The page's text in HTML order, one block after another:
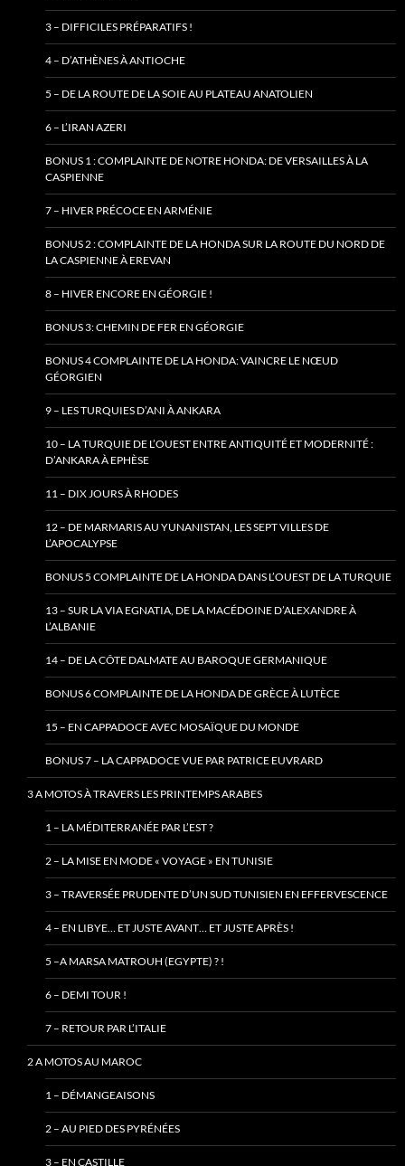
3 – DIFFICILES PRÉPARATIFS !
4 – D’ATHÈNES À ANTIOCHE
5 – DE LA ROUTE DE LA SOIE AU PLATEAU ANATOLIEN
6 – L’IRAN AZERI
BONUS 1 : COMPLAINTE DE NOTRE HONDA: DE VERSAILLES À LA
CASPIENNE
7 – HIVER PRÉCOCE EN ARMÉNIE
BONUS 2 : COMPLAINTE DE LA HONDA SUR LA ROUTE DU NORD DE
LA CASPIENNE À EREVAN
8 – HIVER ENCORE EN GÉORGIE !
BONUS 3: CHEMIN DE FER EN GÉORGIE
BONUS 4 COMPLAINTE DE LA HONDA: VAINCRE LE NŒUD
GÉORGIEN
9 – LES TURQUIES D’ANI À ANKARA
10 – LA TURQUIE DE L’OUEST ENTRE ANTIQUITÉ ET MODERNITÉ :
D’ANKARA À EPHÈSE
11 – DIX JOURS À RHODES
12 – DE MARMARIS AU YUNANISTAN, LES SEPT VILLES DE
L’APOCALYPSE
BONUS 5 COMPLAINTE DE LA HONDA DANS L’OUEST DE LA TURQUIE
13 – SUR LA VIA EGNATIA, DE LA MACÉDOINE D’ALEXANDRE À
L’ALBANIE
14 – DE LA CÔTE DALMATE AU BAROQUE GERMANIQUE
BONUS 6 COMPLAINTE DE LA HONDA DE GRÈCE À LUTÈCE
15 – EN CAPPADOCE AVEC MOSAÏQUE DU MONDE
BONUS 7 – LA CAPPADOCE VUE PAR PATRICE EUVRARD
3 A MOTOS À TRAVERS LES PRINTEMPS ARABES
1 – LA MÉDITERRANÉE PAR L’EST ?
2 – LA MISE EN MODE « VOYAGE » EN TUNISIE
3 – TRAVERSÉE PRUDENTE D’UN SUD TUNISIEN EN EFFERVESCENCE
4 – EN LIBYE… ET JUSTE AVANT… ET JUSTE APRÈS !
5 –A MARSA MATROUH (EGYPTE) ? !
6 – DEMI TOUR !
7 – RETOUR PAR L’ITALIE
2 A MOTOS AU MAROC
1 – DÉMANGEAISONS
2 – AU PIED DES PYRÉNÉES
3 – EN CASTILLE